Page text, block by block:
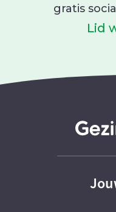
gratis
Lid